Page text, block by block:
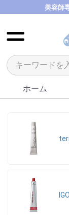
美容師
ホーム